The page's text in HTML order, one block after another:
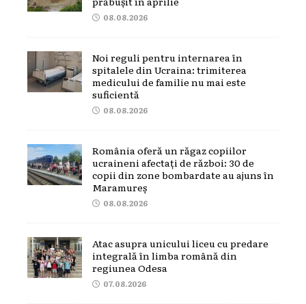
08.08.2026
Noi reguli pentru internarea în
spitalele din Ucraina: trimiterea
medicului de familie nu mai este
suficientă
08.08.2026
România oferă un răgaz copiilor
ucraineni afectați de război: 30 de
copii din zone bombardate au ajuns în
Maramureș
08.08.2026
Atac asupra unicului liceu cu predare
integrală în limba română din
regiunea Odesa
07.08.2026